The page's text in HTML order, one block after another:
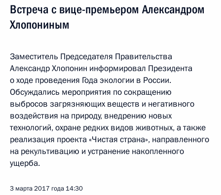
Встреча с вице-премьером Александром
Хлопониным
Заместитель Председателя Правительства
Александр Хлопонин информировал Президента
о ходе проведения Года экологии в России.
Обсуждались мероприятия по сокращению
выбросов загрязняющих веществ и негативного
воздействия на природу, внедрению новых
технологий, охране редких видов животных, а также
реализация проекта «Чистая страна», направленного
на рекультивацию и устранение накопленного
ущерба.
3 марта 2017 года 14:30